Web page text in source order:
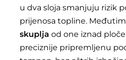
u dva sloja smanjuju rizik
prijenosa topline.
skuplja od one iznad
preciznije pripremljenu